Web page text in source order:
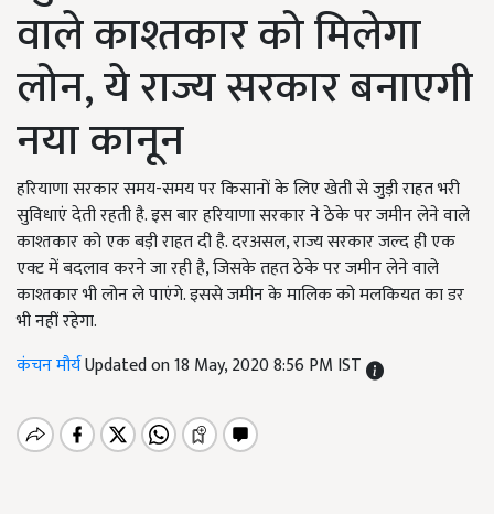
वाले काश्तकार को मिलेगा
लोन, ये राज्य सरकार बनाएगी
नया कानून
हरियाणा सरकार समय-समय पर किसानों के लिए खेती से जुड़ी राहत भरी
सुविधाएं देती रहती है. इस बार हरियाणा सरकार ने ठेके पर जमीन लेने वाले
काश्तकार को एक बड़ी राहत दी है. दरअसल, राज्य सरकार जल्द ही एक
एक्ट में बदलाव करने जा रही है, जिसके तहत ठेके पर जमीन लेने वाले
काश्तकार भी लोन ले पाएंगे. इससे जमीन के मालिक को मलकियत का डर
भी नहीं रहेगा.
कंचन मौर्यUpdated on 18 May, 2020 8:56 PM IST